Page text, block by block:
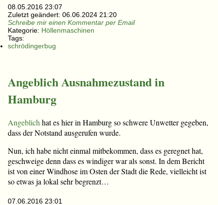
08.05.2016 23:07
Zuletzt geändert: 06.06.2024 21:20
Schreibe mir einen Kommentar per Email
Kategorie: Höllenmaschinen
Tags:
schrödingerbug
Angeblich Ausnahmezustand in
Hamburg
Angeblich hat es hier in Hamburg so schwere Unwetter gegeben,
dass der Notstand ausgerufen wurde.
Nun, ich habe nicht einmal mitbekommen, dass es geregnet hat,
geschweige denn dass es windiger war als sonst. In dem Bericht
ist von einer Windhose im Osten der Stadt die Rede, vielleicht ist
so etwas ja lokal sehr begrenzt…
07.06.2016 23:01